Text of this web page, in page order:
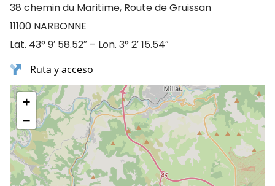
38 chemin du Maritime, Route de Gruissan
11100 NARBONNE
Lat. 43° 9′ 58.52″ – Lon. 3° 2′ 15.54″
Ruta y acceso
+
−